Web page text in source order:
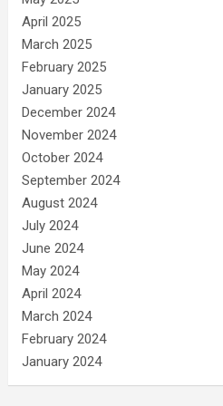
April 2025
March 2025
February 2025
January 2025
December 2024
November 2024
October 2024
September 2024
August 2024
July 2024
June 2024
May 2024
April 2024
March 2024
February 2024
January 2024